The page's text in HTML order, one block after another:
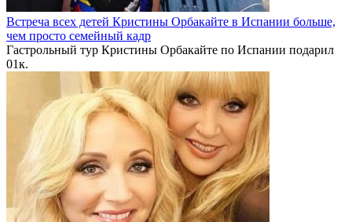
Встреча всех детей Кристины Орбакайте в Испании больше,
чем просто семейный кадр
Гастрольный тур Кристины Орбакайте по Испании подарил
01к.